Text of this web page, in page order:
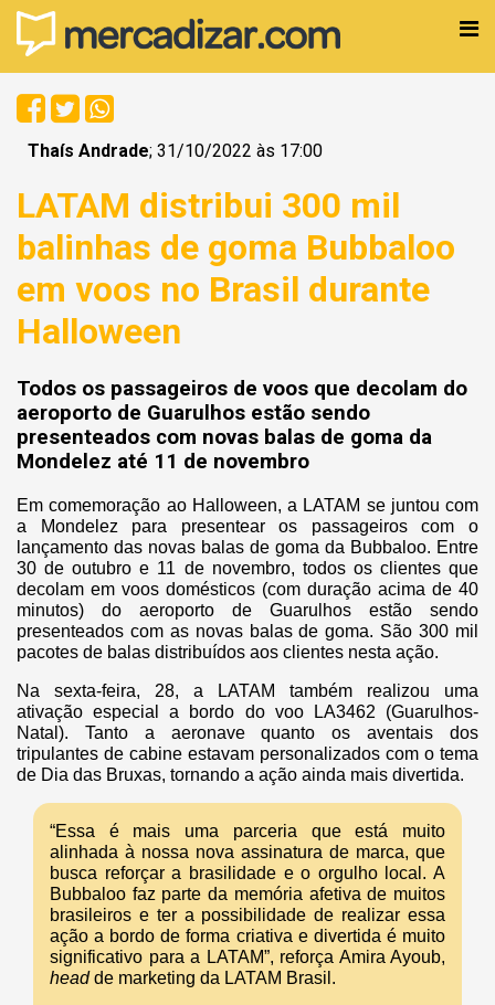
Thaís Andrade; 31/10/2022 às 17:00
LATAM distribui 300 mil
balinhas de goma Bubbaloo
em voos no Brasil durante
Halloween
Todos os passageiros de voos que decolam do
aeroporto de Guarulhos estão sendo
presenteados com novas balas de goma da
Mondelez até 11 de novembro
Em comemoração ao Halloween, a LATAM se juntou com
a Mondelez para presentear os passageiros com o
lançamento das novas balas de goma da Bubbaloo. Entre
30 de outubro e 11 de novembro, todos os clientes que
decolam em voos domésticos (com duração acima de 40
minutos) do aeroporto de Guarulhos estão sendo
presenteados com as novas balas de goma. São 300 mil
pacotes de balas distribuídos aos clientes nesta ação.
Na sexta-feira, 28, a LATAM também realizou uma
ativação especial a bordo do voo LA3462 (Guarulhos-
Natal). Tanto a aeronave quanto os aventais dos
tripulantes de cabine estavam personalizados com o tema
de Dia das Bruxas, tornando a ação ainda mais divertida.
“Essa é mais uma parceria que está muito
alinhada à nossa nova assinatura de marca, que
busca reforçar a brasilidade e o orgulho local. A
Bubbaloo faz parte da memória afetiva de muitos
brasileiros e ter a possibilidade de realizar essa
ação a bordo de forma criativa e divertida é muito
significativo para a LATAM”, reforça Amira Ayoub,
headde marketing da LATAM Brasil.